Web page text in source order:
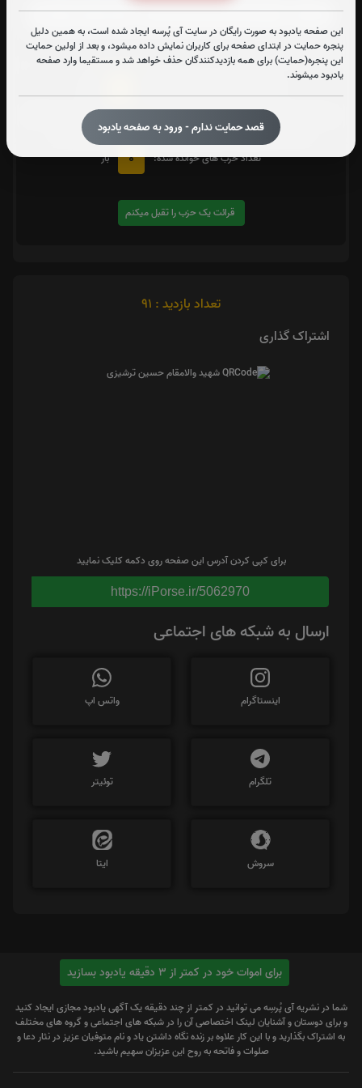
این صفحه یادبود به صورت رایگان در سایت آی پُرسه ایجاد شده است، به همین دلیل
پنجره حمایت در ابتدای صفحه برای کاربران نمایش داده میشود، و بعد از اولین حمایت
این پنجره(حمایت) برای همه بازدیدکنندگان حذف خواهد شد و مستقیما وارد صفحه
یادبود میشوند.
قصد حمایت ندارم - ورود به صفحه یادبود
متن زیارت شهدا
در صورت تمایل با کلیک بر روی دکمه زیر قرائتیک حزبرا تقبل کنید. بعد از کلیک
کردن سامانه شماره و صوت اولین حزب خوانده نشده را نمایش میدهد
تعداد حزب های خوانده شده:
0 بار
قرائت یک حزب را تقبل میکنم
تعداد بازدید : 91
اشتراک گذاری
برای کپی کردن آدرس این صفحه روی دکمه کلیک نمایید
https://iPorse.ir/5062970
ارسال به شبکه های اجتماعی
اینستاگرام واتس اپ
تلگرام توئیتر
سروش ایتا
برای اموات خود در کمتر از 3 دقیقه یادبود بسازید
شما در نشریه آی پُرسِه می توانید در کمتر از چند دقیقه یک آگهی یادبود مجازی ایجاد کنید
و برای دوستان و آشنایان لینک اختصاصی آن را در شبکه های اجتماعی و گروه های مختلف
به اشتراک بگذارید و با این کار علاوه بر زنده نگاه داشتن یاد و نام متوفیان عزیز در نثار دعا و
صلوات و فاتحه به روح این عزیزان سهیم باشید.